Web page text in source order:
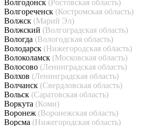
Волгодонск (Ростовская область)
Волгореченск (Костромская область)
Волжск (Марий Эл)
Волжский (Волгоградская область)
Вологда (Вологодская область)
Володарск (Нижегородская область)
Волоколамск (Московская область)
Волосово (Ленинградская область)
Волхов (Ленинградская область)
Волчанск (Свердловская область)
Вольск (Саратовская область)
Воркута (Коми)
Воронеж (Воронежская область)
Ворсма (Нижегородская область)